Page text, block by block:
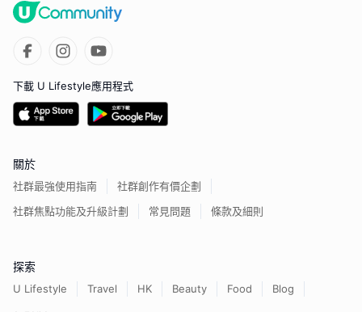
下載 U Lifestyle應用程式
關於
社群最強使用指南
社群創作有價企劃
社群焦點功能及升級計劃
常見問題 條款及細則
探索
U Lifestyle Travel HK Beauty Food
Blog